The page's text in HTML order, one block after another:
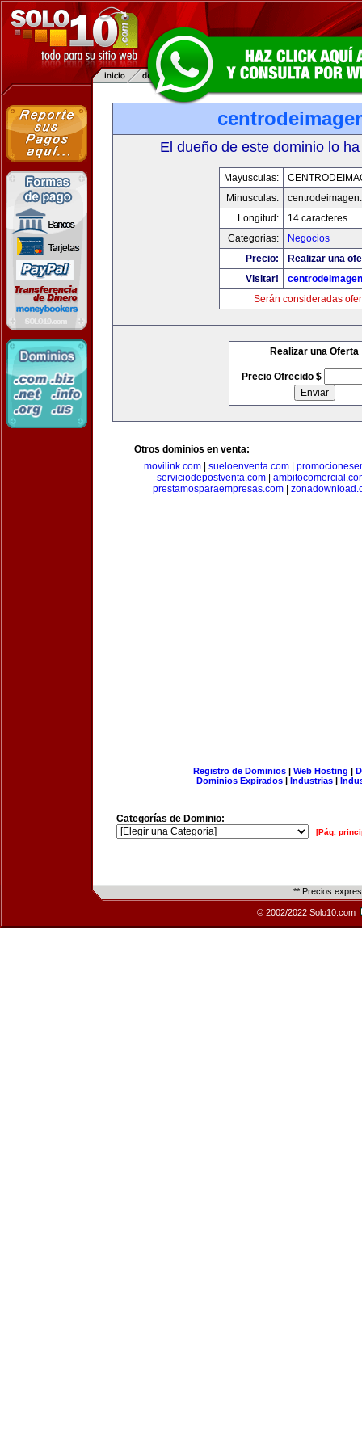
El dueño de este dominio lo
Mayusculas:
Minusculas:
Longitud:
14 caracteres
Categorias:
Negocios
Precio:
Realizar una
Visitar!
Serán consideradas
Realizar una Oferta
Precio Ofrecido $
Otros dominios en venta:
movilink.com
sueloenventa.com
serviciodepostventa.com
prestamosparaempresas.com
Registro de Dominios| Web Hosting |
Dominios Expirados | Industrias |
Categorías de Dominio:
[Pág.
** Precios
© 2002/2022 Solo10.com